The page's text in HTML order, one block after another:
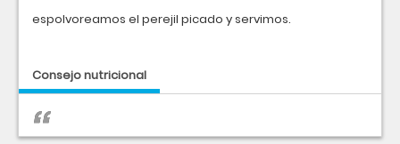
espolvoreamos el perejil picado y servimos.
Consejo nutricional